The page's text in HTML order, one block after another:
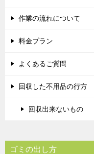
作業の流れについて
料金プラン
よくあるご質問
回収した不用品の行方
回収出来ないもの
ゴミの出し方